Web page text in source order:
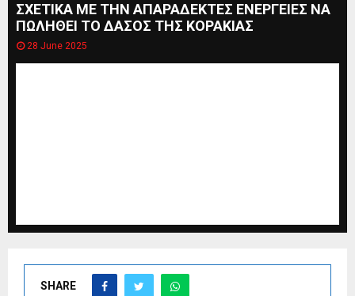
ΣΧΕΤΙΚΑ ΜΕ ΤΗΝ ΑΠΑΡΑΔΕΚΤΕΣ ΕΝΕΡΓΕΙΕΣ ΝΑ
ΠΩΛΗΘΕΙ ΤΟ ΔΑΣΟΣ ΤΗΣ ΚΟΡΑΚΙΑΣ
28 June 2025
SHARE